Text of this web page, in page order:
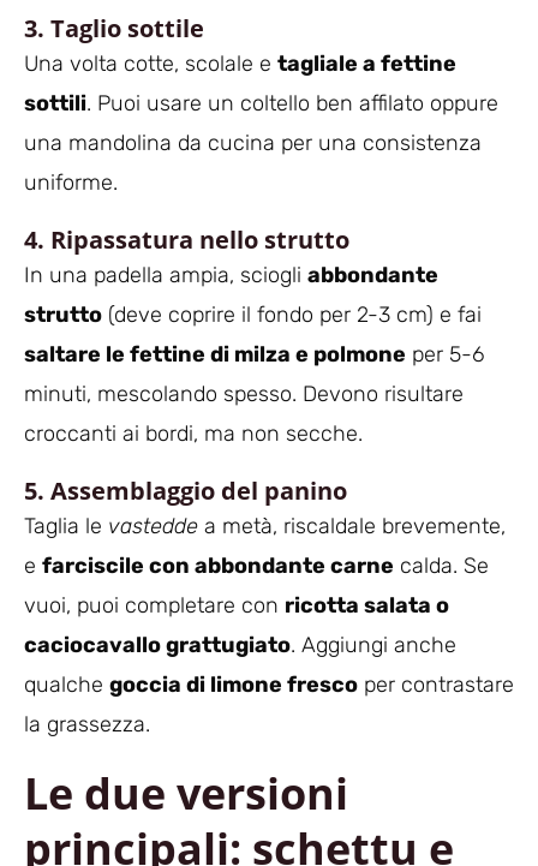
3. Taglio sottile
Una volta cotte, scolale e tagliale a fettine
sottili. Puoi usare un coltello ben affilato oppure
una mandolina da cucina per una consistenza
uniforme.
4. Ripassatura nello strutto
In una padella ampia, sciogli abbondante
strutto (deve coprire il fondo per 2-3 cm) e fai
saltare le fettine di milza e polmone per 5-6
minuti, mescolando spesso. Devono risultare
croccanti ai bordi, ma non secche.
5. Assemblaggio del panino
Taglia le vastedde a metà, riscaldale brevemente,
e farciscile con abbondante carne calda. Se
vuoi, puoi completare con ricotta salata o
caciocavallo grattugiato. Aggiungi anche
qualche goccia di limone fresco per contrastare
la grassezza.
Le due versioni
principali: schettu e